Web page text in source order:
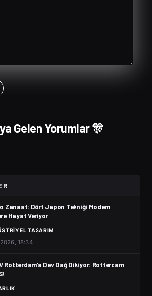
Gelen Yorumlar 🎊
Zanaat: Dört Japon Tekniği Modern
Hayat Veriyor
TASARIM
18:34
Rotterdam'a Dev Dağ Dikiyor: Rotterdam